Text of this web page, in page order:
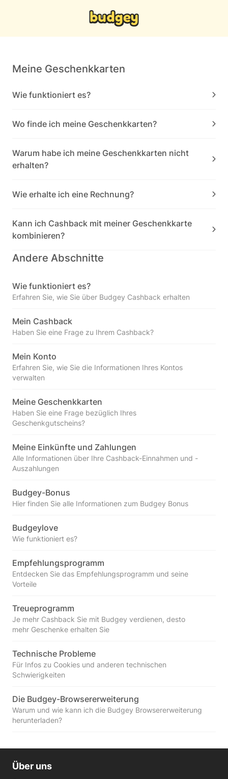
Andere Abschnitte
Wie funktioniert es?
Erfahren Sie, wie Sie über Budgey Cashback erhalten
Mein Cashback
Haben Sie eine Frage zu Ihrem Cashback?
Mein Konto
Erfahren Sie, wie Sie die Informationen Ihres Kontos
verwalten
Meine Geschenkkarten
Haben Sie eine Frage bezüglich Ihres
Geschenkgutscheins?
Meine Einkünfte und Zahlungen
Alle Informationen über Ihre Cashback-Einnahmen und -
Auszahlungen
Budgey-Bonus
Hier finden Sie alle Informationen zum Budgey Bonus
Budgeylove
Wie funktioniert es?
Empfehlungsprogramm
Entdecken Sie das Empfehlungsprogramm und seine
Vorteile
Treueprogramm
Je mehr Cashback Sie mit Budgey verdienen, desto
mehr Geschenke erhalten Sie
Technische Probleme
Für Infos zu Cookies und anderen technischen
Schwierigkeiten
Die Budgey-Browsererweiterung
Warum und wie kann ich die Budgey Browsererweiterung
herunterladen?
Meine Geschenkkarten
Wie funktioniert es?
Wo finde ich meine Geschenkkarten?
Warum habe ich meine Geschenkkarten nicht
erhalten?
Wie erhalte ich eine Rechnung?
Kann ich Cashback mit meiner Geschenkkarte
kombinieren?
Über uns